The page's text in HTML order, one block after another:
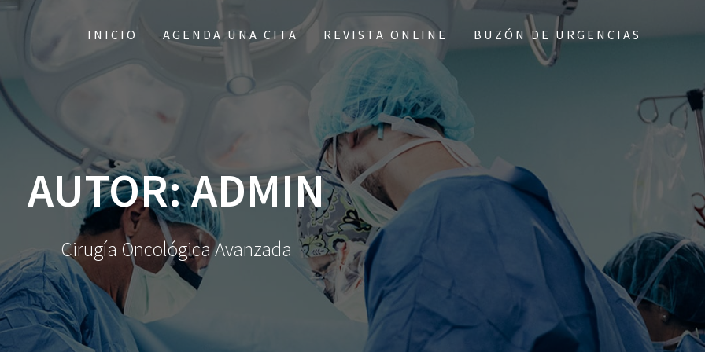
INICIO AGENDA UNA CITA REVISTA ONLINE BUZÓN DE URGENCIAS
AUTOR:ADMIN
Cirugía Oncológica Avanzada